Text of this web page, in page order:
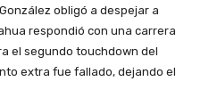
obligó a despejar a
respondió con una carrera
el segundo touchdown del
extra fue fallado, dejando el